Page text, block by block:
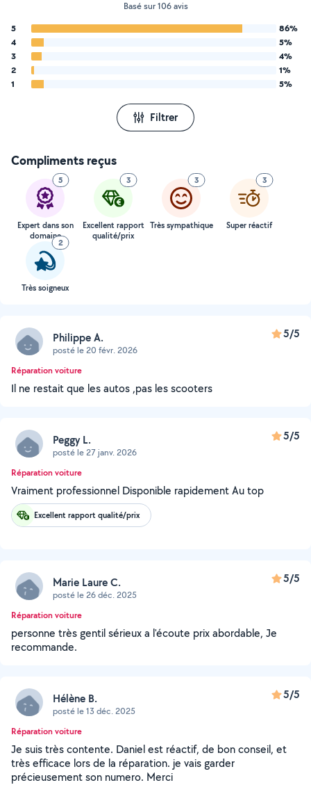
Basé sur 106 avis
5
86%
4
5%
3
4%
2
1%
1
5%
Filtrer
Compliments reçus
5
Expert dans son
domaine
3
Excellent rapport
qualité/prix
3
Très sympathique
3
Super réactif
2
Très soigneux
Philippe A.
posté le 20 févr. 2026
5/5
Réparation voiture
Il ne restait que les autos ,pas les scooters
Peggy L.
posté le 27 janv. 2026
5/5
Réparation voiture
Vraiment professionnel Disponible rapidement Au top
Excellent rapport qualité/prix
Marie Laure C.
posté le 26 déc. 2025
5/5
Réparation voiture
personne très gentil sérieux a l'écoute prix abordable, Je
recommande.
Hélène B.
posté le 13 déc. 2025
5/5
Réparation voiture
Je suis très contente. Daniel est réactif, de bon conseil, et
très efficace lors de la réparation. je vais garder
précieusement son numero. Merci